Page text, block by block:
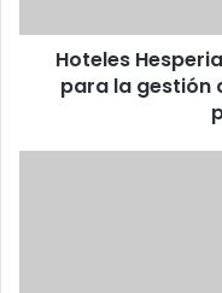
gestión
reservas
Hoteles
para la gestión